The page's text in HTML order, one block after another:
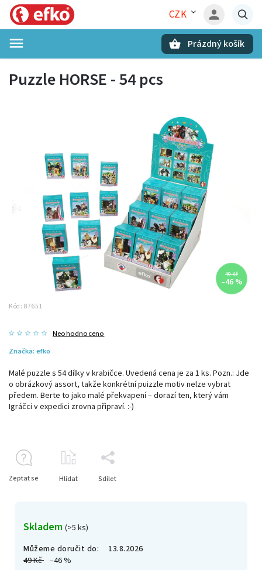
CZK
Prázdný košík
Puzzle HORSE - 54 pcs
49 Kč
–46 %
Kód: 87651
Neohodnoceno
Značka: efko
49 Kč –46 %
Skladem (>5 ks)
Můžeme doručit do:
13.8.2026
Malé puzzle s 54 dílky v krabičce. Uvedená cena je za 1 ks. Pozn.: Jde
o obrázkový assort, takže konkrétní puizzle motiv nelze vybrat
předem. Berte to jako malé překvapení – dorazí ten, který vám
Igráčci v expedici zrovna připraví. :-)
Zeptat se Hlídat Sdílet